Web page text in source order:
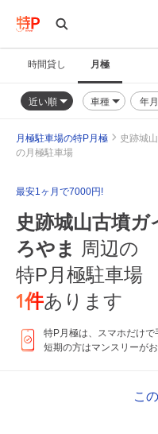
時間貸し 月極
近い順 車種 年月
月極駐車場の特P月極
史跡城
の月極駐車場
最安1ヶ月で7000円!
史跡城山古墳
ろやま 周辺の
特P月極駐車場
1件あります
特P月極は、スマホだけで
短期の方はマンスリーが
こ